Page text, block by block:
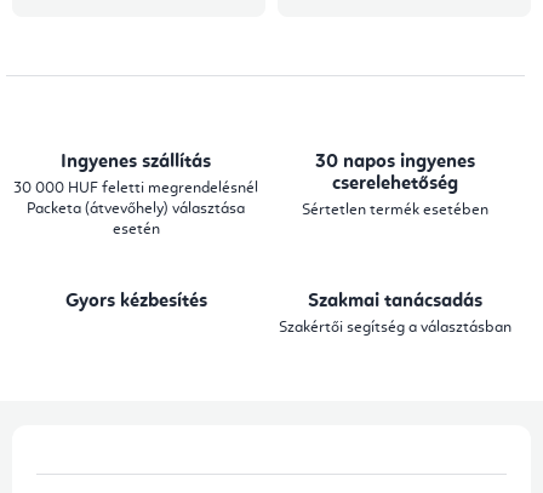
Ingyenes szállítás
30 000 HUF feletti megrendelésnél
Packeta (átvevőhely) választása
esetén
30 napos ingyenes
cserelehetőség
Sértetlen termék esetében
Gyors kézbesítés Szakmai tanácsadás
Szakértői segítség a választásban